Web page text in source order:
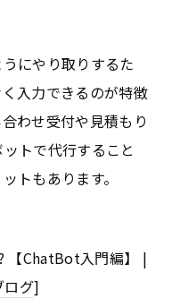
にやり取りするた
入力できるのが特徴
わせ受付や見積もり
トで代行すること
トもあります。
【ChatBot入門編】 |
ログ]